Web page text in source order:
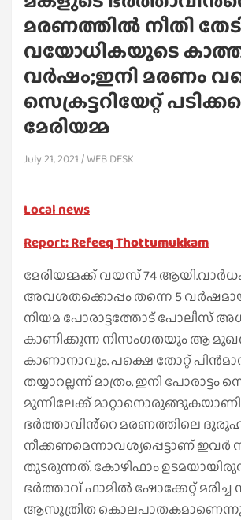
മരണത്തിൽ നീതി
വയോധികയുടെ
വർഷം;ഇനി മരണം
സെക്രട്ടറിയേറ്റ്
മേരിയമ്മ
July 21, 2021 WEB DESK
Local news
Report:Refeeq Thottumukkam
മേരിയമ്മക്ക് വയസ് 74
അവശതക്കൊപ്പം തന്നെ 5
നിയമ പോരാട്ടത്തോട് പോലീസ്
കാണിക്കുന്ന നിസംഗതയും ആ
കാണാനാവും. പക്ഷെ തോറ്റ്
തയ്യാറല്ലന്ന് മാത്രം. ഇനി പോരാട്ടം
മുന്നിലേക്ക്
ഭർത്താവിൻ്റെ മരണത്തിലെ
നീക്കണമെന്നാവശ്യപ്പെട്ടാണ് ഇവർ
തുടരുന്നത്. കോഴിഫാം
ഭർത്താവ് ഫാമിൽ ഷോക്കേറ്റ്
ആസൂത്രിത